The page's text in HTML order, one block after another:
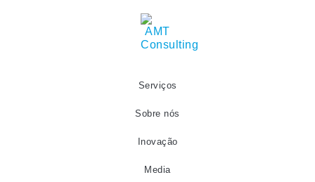
Serviços
Sobre nós
Inovação
Media